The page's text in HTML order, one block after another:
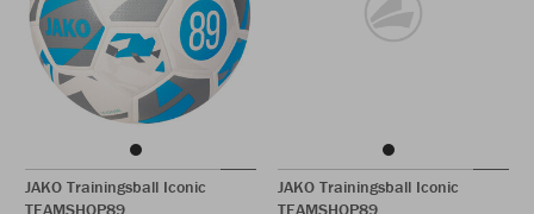
JAKO Trainingsball Iconic
TEAMSHOP89
JAKO Trainingsball Iconic
TEAMSHOP89